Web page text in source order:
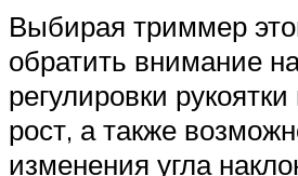
Выбирая триммер
обратить внимание
регулировки
рост, а также
изменения угла